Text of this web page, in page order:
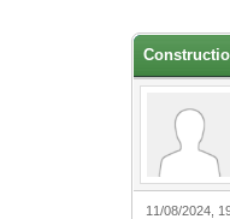
11/08/2024,